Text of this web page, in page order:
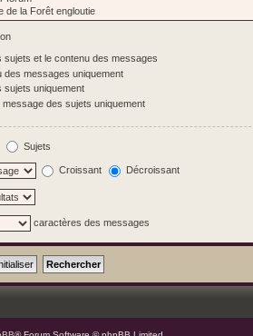
sujets et le contenu des messages
des messages uniquement
sujets uniquement
message des sujets uniquement
Sujets
Croissant Décroissant
caractères des messages